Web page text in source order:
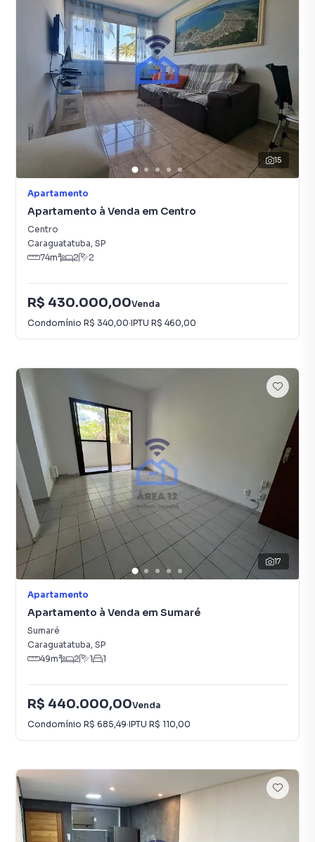
15
Apartamento
Apartamento à Venda em Centro
Centro
Caraguatatuba, SP
74m² 2 2
R$ 430.000,00Venda
Condomínio R$ 340,00·IPTU R$ 460,00
17
Apartamento
Apartamento à Venda em Sumaré
Sumaré
Caraguatatuba, SP
49m² 2 1 1
R$ 440.000,00Venda
Condomínio R$ 685,49·IPTU R$ 110,00